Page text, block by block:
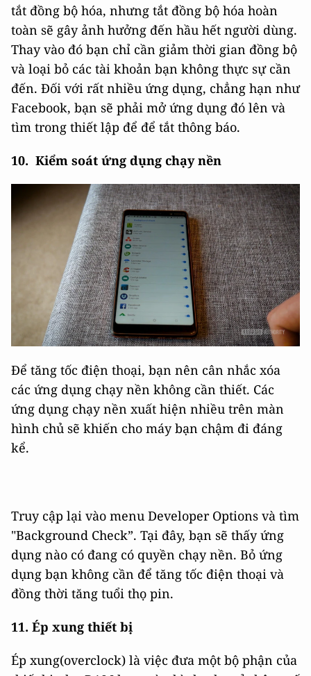
tắt đồng bộ hóa, nhưng tắt đồng bộ hóa hoàn
toàn sẽ gây ảnh hưởng đến hầu hết người dùng.
Thay vào đó bạn chỉ cần giảm thời gian đồng bộ
và loại bỏ các tài khoản bạn không thực sự cần
đến. Đối với rất nhiều ứng dụng, chẳng hạn như
Facebook, bạn sẽ phải mở ứng dụng đó lên và
tìm trong thiết lập để để tắt thông báo.
10. Kiểm soát ứng dụng chạy nền
Để tăng tốc điện thoại, bạn nên cân nhắc xóa
các ứng dụng chạy nền không cần thiết. Các
ứng dụng chạy nền xuất hiện nhiều trên màn
hình chủ sẽ khiến cho máy bạn chậm đi đáng
kể.
Truy cập lại vào menu Developer Options và tìm
"Background Check”. Tại đây, bạn sẽ thấy ứng
dụng nào có đang có quyền chạy nền. Bỏ ứng
dụng bạn không cần để tăng tốc điện thoại và
đồng thời tăng tuổi thọ pin.
11. Ép xung thiết bị
Ép xung(overclock) là việc đưa một bộ phận của